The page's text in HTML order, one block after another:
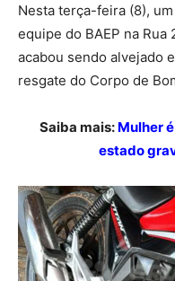
Nesta terça-feira (8),
equipe do BAEP na Rua
acabou sendo alvejado
resgate do Corpo de
Saiba mais: Mulher
estado